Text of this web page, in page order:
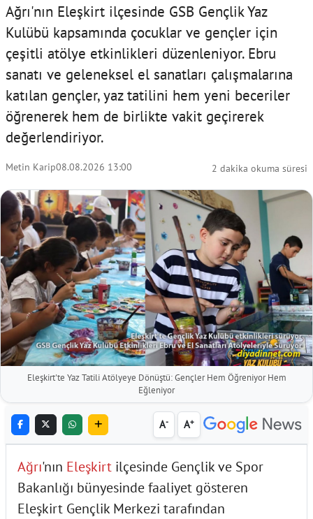
Ağrı'nın Eleşkirt ilçesinde GSB Gençlik Yaz
Kulübü kapsamında çocuklar ve gençler için
çeşitli atölye etkinlikleri düzenleniyor. Ebru
sanatı ve geleneksel el sanatları çalışmalarına
katılan gençler, yaz tatilini hem yeni beceriler
öğrenerek hem de birlikte vakit geçirerek
değerlendiriyor.
Metin Karip08.08.2026 13:00 2 dakika okuma süresi
Eleşkirt'te Yaz Tatili Atölyeye Dönüştü: Gençler Hem Öğreniyor Hem
Eğleniyor
A- A+
Ağrı'nın Eleşkirt ilçesinde Gençlik ve Spor
Bakanlığı bünyesinde faaliyet gösteren
Eleşkirt Gençlik Merkezi tarafından